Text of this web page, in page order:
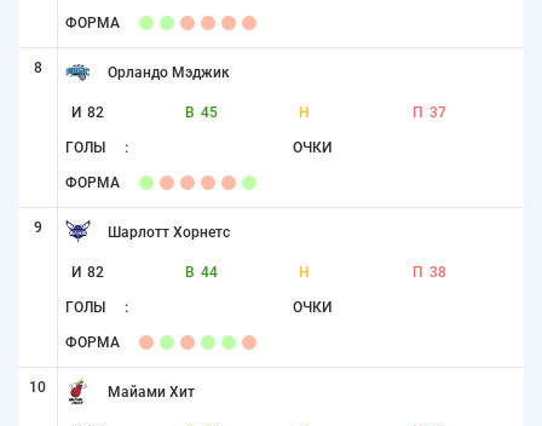
ФОРМА
8 Орландо Мэджик
И 82 В 45 Н П 37
ГОЛЫ : ОЧКИ
ФОРМА
9 Шарлотт Хорнетс
И 82 В 44 Н П 38
ГОЛЫ : ОЧКИ
ФОРМА
10 Майами Хит